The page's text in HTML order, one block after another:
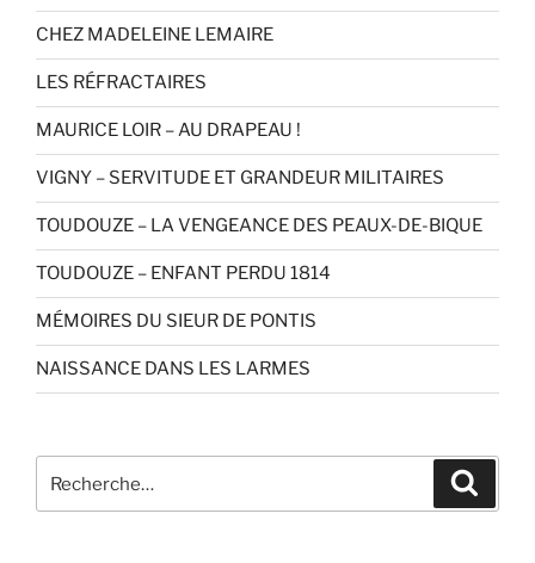
CHEZ MADELEINE LEMAIRE
LES RÉFRACTAIRES
MAURICE LOIR – AU DRAPEAU !
VIGNY – SERVITUDE ET GRANDEUR MILITAIRES
TOUDOUZE – LA VENGEANCE DES PEAUX-DE-BIQUE
TOUDOUZE – ENFANT PERDU 1814
MÉMOIRES DU SIEUR DE PONTIS
NAISSANCE DANS LES LARMES
pour